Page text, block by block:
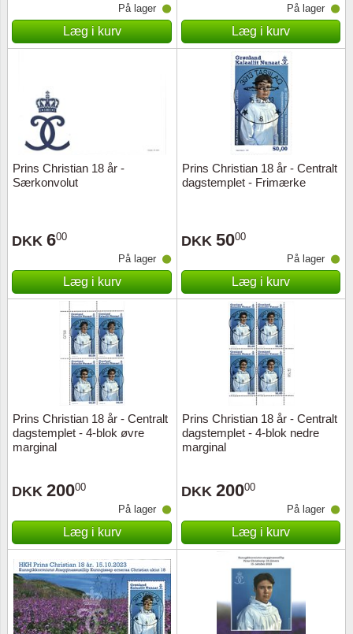
På lager
Læg i kurv
På lager
Læg i kurv
Prins Christian 18 år -
Særkonvolut
DKK 600
På lager
Læg i kurv
Prins Christian 18 år - Centralt
dagstemplet - Frimærke
DKK 5000
På lager
Læg i kurv
Prins Christian 18 år - Centralt
dagstemplet - 4-blok øvre
marginal
DKK 20000
På lager
Læg i kurv
Prins Christian 18 år - Centralt
dagstemplet - 4-blok nedre
marginal
DKK 20000
På lager
Læg i kurv